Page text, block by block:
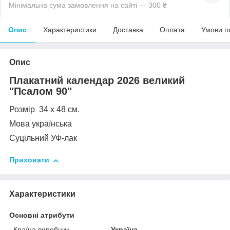
Мінімальна сума замовлення на сайті — 300 ₴
Опис Характеристики Доставка Оплата Умови
Опис
Плакатний календар 2026 великий
"Псалом 90"
Розмір 34 х 48 см.
Мова українська
Суцільний УФ-лак
Приховати
Характеристики
Основні атрибути